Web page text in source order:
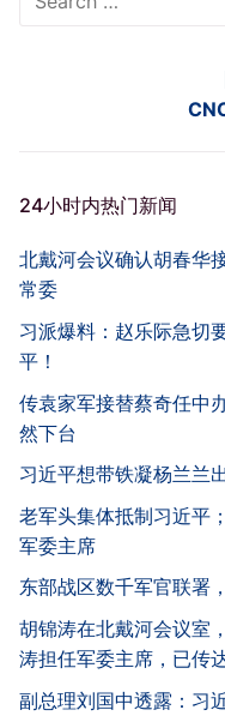
24小时内热门新闻
北戴河会议确认胡春华
常委
习派爆料：赵乐际急切
平！
传袁家军接替蔡奇任中
然下台
习近平想带铁凝杨兰兰
老军头集体抵制习近平
军委主席
东部战区数千军官联署
胡锦涛在北戴河会议室
涛担任军委主席，已传
副总理刘国中透露：习